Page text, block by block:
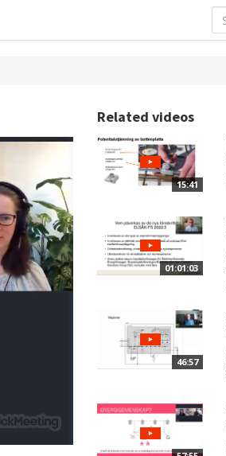
Related videos
15:41
01:01:03
46:57